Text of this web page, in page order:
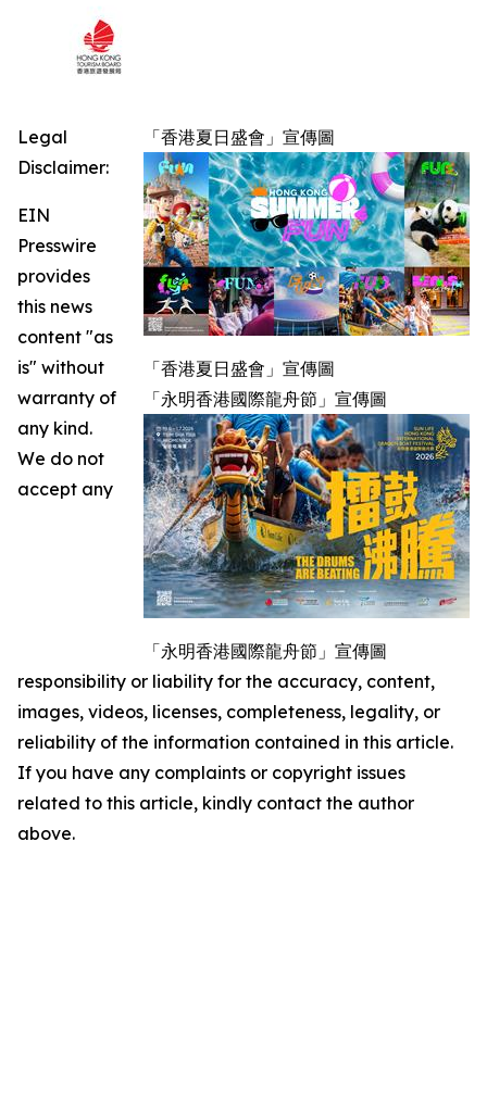
「香港夏日盛會」宣傳圖
「香港夏日盛會」宣傳圖
「永明香港國際龍舟節」宣傳圖
「永明香港國際龍舟節」宣傳圖
Legal
Disclaimer:
EIN
Presswire
provides
this news
content "as
is" without
warranty of
any kind.
We do not
accept any
responsibility or liability for the accuracy, content,
images, videos, licenses, completeness, legality, or
reliability of the information contained in this article.
If you have any complaints or copyright issues
related to this article, kindly contact the author
above.